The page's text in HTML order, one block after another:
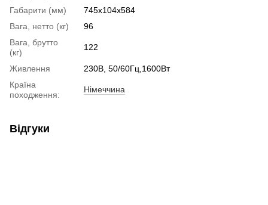
Габарити (мм)
745x104x584
Вага, нетто (кг)
96
Вага, брутто
(кг)
122
Живлення
230В, 50/60Гц,1600Вт
Країна
походження:
Німеччина
Відгуки